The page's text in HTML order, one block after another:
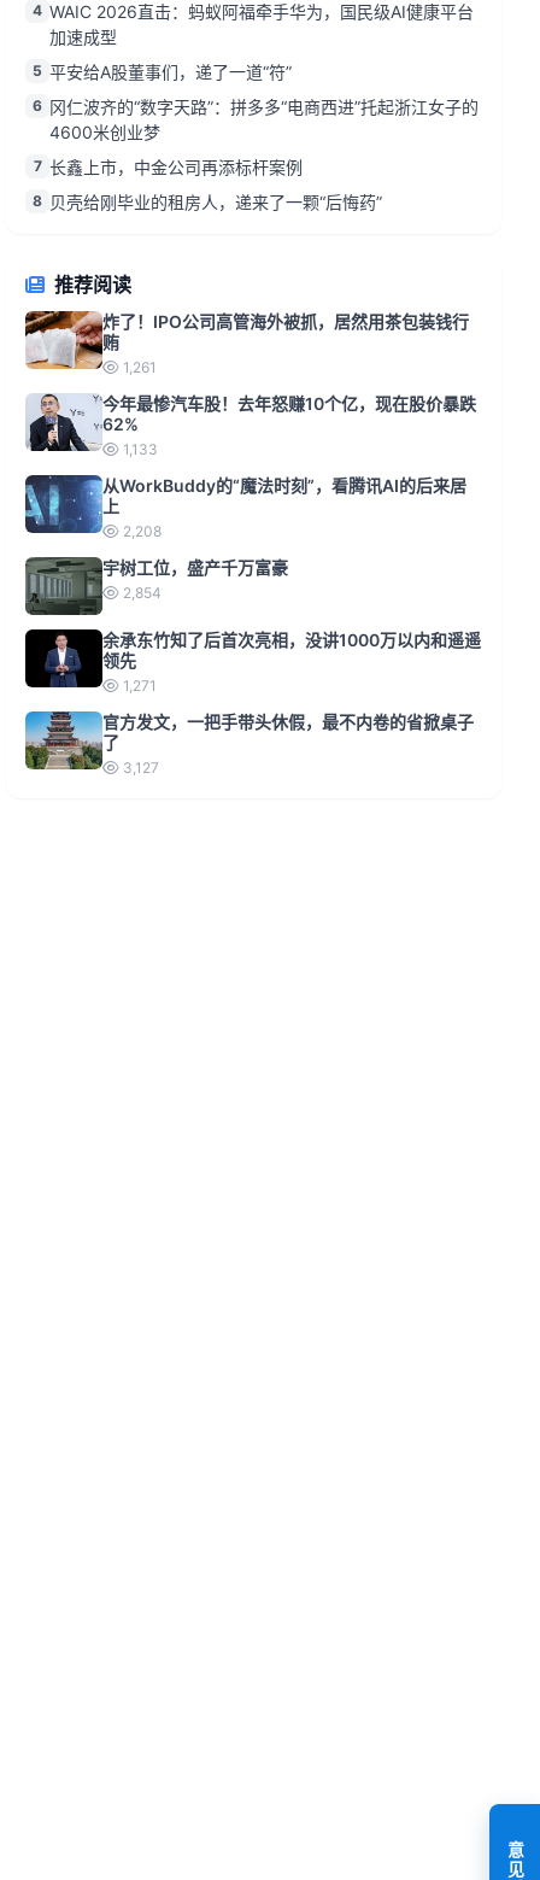
4 WAIC 2026直击：蚂蚁阿福牵手华为，国民级AI健康平台
加速成型
5 平安给A股董事们，递了一道“符”
6 冈仁波齐的“数字天路”：拼多多“电商西进”托起浙江女子的
4600米创业梦
7 长鑫上市，中金公司再添标杆案例
8 贝壳给刚毕业的租房人，递来了一颗“后悔药”
推荐阅读
炸了！IPO公司高管海外被抓，居然用茶包装钱行
贿
1,261
今年最惨汽车股！去年怒赚10个亿，现在股价暴跌
62%
1,133
从WorkBuddy的“魔法时刻”，看腾讯AI的后来居
上
2,208
宇树工位，盛产千万富豪
2,854
余承东竹知了后首次亮相，没讲1000万以内和遥遥
领先
1,271
官方发文，一把手带头休假，最不内卷的省掀桌子
了
3,127